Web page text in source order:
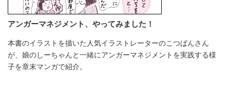
アンガーマネジメント、やってみました！
本書のイラストを描いた人気イラストレーターのこつばんさん
が、娘のしーちゃんと一緒にアンガーマネジメントを実践する様
子を章末マンガで紹介。